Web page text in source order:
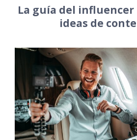
La guía del influencer
ideas de